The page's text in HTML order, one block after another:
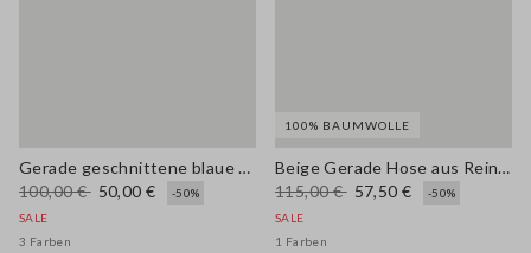
Gerade geschnittene blaue Stretch-Gabardine-Hose
100,00 € 50,00 €
-50%
SALE
3 Farben
100% BAUMWOLLE
Beige Gerade Hose aus Reiner Baumwolle
115,00 € 57,50 €
-50%
SALE
1 Farben